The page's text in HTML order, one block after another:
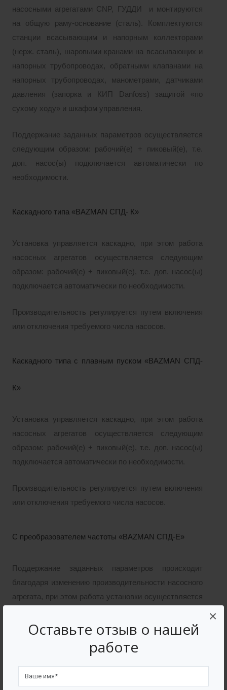
Оставьте отзыв о нашей
работе
×
насосными агрегатами CNP, ГУДДИ и монтируются
на общую раму-основание (сталь). Комплектуются
станции всасывающим и напорным коллекторами
(нерж. сталь), шаровыми кранами на всасывающих и
напорных трубопроводах, обратными клапанами на
напорных трубопроводах, манометрами, датчиками
давления (запорка и КИП Danfoss) защитой «по
сухому ходу» и шкафом управления.
Поддержание заданных параметров осуществляется
следующим образом: рабочий(е) + пиковый(е), т.е.
доп. насос(ы) подключается автоматически по
необходимости.
Каскадного типа «BAZMAN СПД- К»
Установка управляется каскадно, при этом работа
насосных агрегатов осуществляется следующим
образом: рабочий(е) + пиковый(е), т.е. доп. насос(ы)
подключается автоматически по необходимости.
Производительность регулируется путем включения
или отключения требуемого числа насосов.
Каскадного типа с плавным пуском «BAZMAN СПД-
К»
Установка управляется каскадно, при этом работа
насосных агрегатов осуществляется следующим
образом: рабочий(е) + пиковый(е), т.е. доп. насос(ы)
подключается автоматически по необходимости.
Производительность регулируется путем включения
или отключения требуемого числа насосов.
С преобразователем частоты «BAZMAN СПД-Е»
Поддержание заданных параметров происходит
благодаря изменению производительности насосного
агрегата, при этом работа установки осуществляется
резерв.